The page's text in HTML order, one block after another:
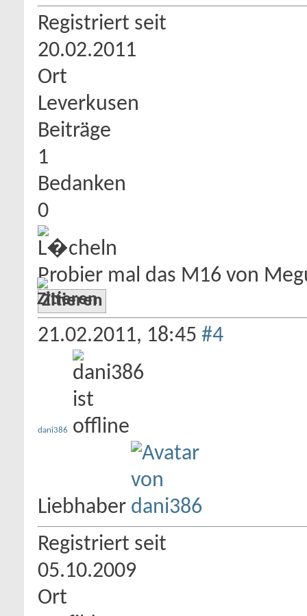
Registriert seit
20.02.2011
Ort
Leverkusen
Beiträge
1
Bedanken
0
Probier mal das M16 von
Zitieren
21.02.2011, 18:45 #4
dani386
Liebhaber
Registriert seit
05.10.2009
Ort